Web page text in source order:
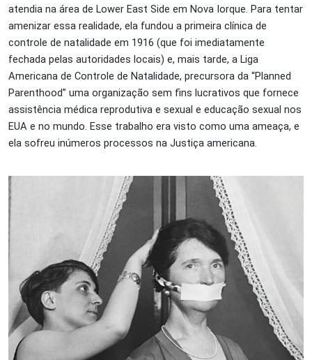
atendia na área de Lower East Side em Nova Iorque. Para tentar
amenizar essa realidade, ela fundou a primeira clínica de
controle de natalidade em 1916 (que foi imediatamente
fechada pelas autoridades locais) e, mais tarde, a Liga
Americana de Controle de Natalidade, precursora da “Planned
Parenthood” uma organização sem fins lucrativos que fornece
assistência médica reprodutiva e sexual e educação sexual nos
EUA e no mundo. Esse trabalho era visto como uma ameaça, e
ela sofreu inúmeros processos na Justiça americana.